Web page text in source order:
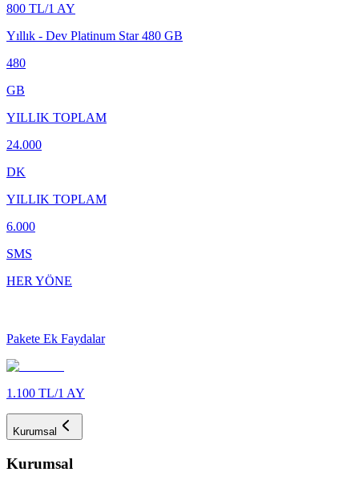
800 TL/1 AY
Yıllık - Dev Platinum Star 480 GB
480
GB
YILLIK TOPLAM
24.000
DK
YILLIK TOPLAM
6.000
SMS
HER YÖNE
Pakete Ek Faydalar
1.100 TL/1 AY
Kurumsal
Kurumsal